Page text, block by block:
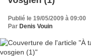
Publié le 19/05/2009 à 09:00
Par Denis Vouin